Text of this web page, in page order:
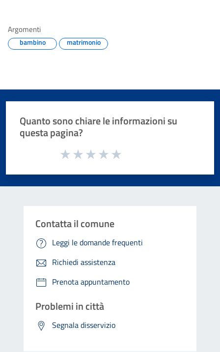
Argomenti
bambino matrimonio
Quanto sono chiare le informazioni su
questa pagina?
Valuta da 1 a 5 stelle la pagina
Contatta il comune
Leggi le domande frequenti
Richiedi assistenza
Prenota appuntamento
Problemi in città
Segnala disservizio